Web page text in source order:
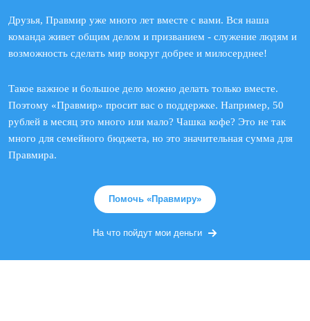
Друзья, Правмир уже много лет вместе с вами. Вся наша
команда живет общим делом и призванием - служение людям и
возможность сделать мир вокруг добрее и милосерднее!
Такое важное и большое дело можно делать только вместе.
Поэтому «Правмир» просит вас о поддержке. Например, 50
рублей в месяц это много или мало? Чашка кофе? Это не так
много для семейного бюджета, но это значительная сумма для
Правмира.
Помочь «Правмиру»
На что пойдут мои деньги